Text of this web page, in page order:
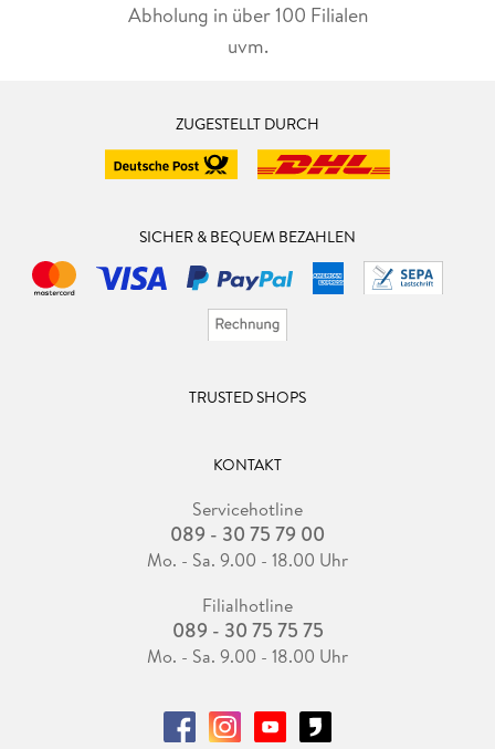
Abholung in über 100 Filialen
uvm.
ZUGESTELLT DURCH
SICHER & BEQUEM BEZAHLEN
TRUSTED SHOPS
KONTAKT
Servicehotline
089 - 30 75 79 00
Mo. - Sa. 9.00 - 18.00 Uhr
Filialhotline
089 - 30 75 75 75
Mo. - Sa. 9.00 - 18.00 Uhr